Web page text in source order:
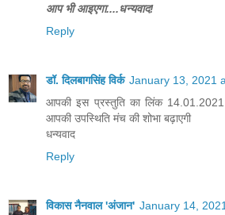
आप भी आइएगा....धन्यवाद!
Reply
डॉ. दिलबागसिंह विर्क January 13, 2021
आपकी इस प्रस्तुति का लिंक
आपकी उपस्थिति मंच की शोभा बढ़ाएगी
धन्यवाद
Reply
विकास नैनवाल 'अंजान' January 14,